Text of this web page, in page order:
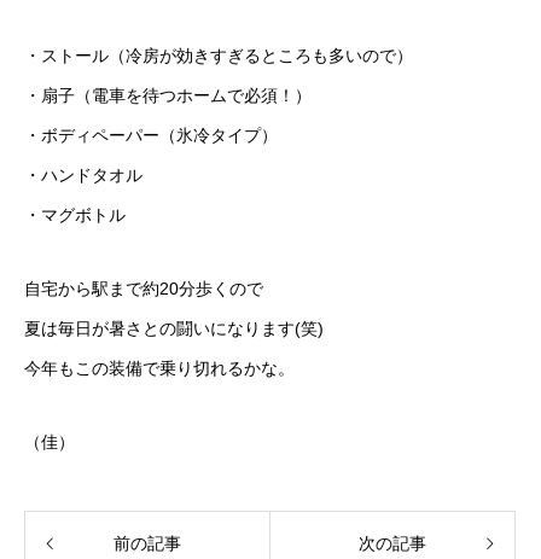
・ストール（冷房が効きすぎるところも多いので）
・扇子（電車を待つホームで必須！）
・ボディペーパー（氷冷タイプ）
・ハンドタオル
・マグボトル
自宅から駅まで約20分歩くので
夏は毎日が暑さとの闘いになります(笑)
今年もこの装備で乗り切れるかな。
（佳）
前の記事 次の記事